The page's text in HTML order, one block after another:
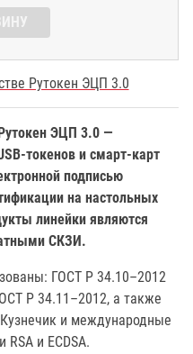
Рутокен ЭЦП 3.0
ЭЦП 3.0 —
токенов и смарт-карт
подписью
на настольных
линейки являются
СКЗИ.
ГОСТ Р 34.10–2012
Р 34.11–2012, а также
и международные
и ECDSA.